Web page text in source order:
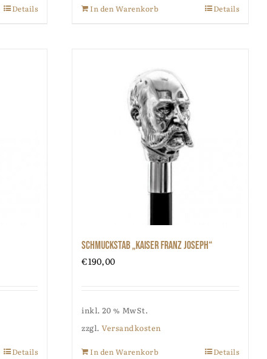
Details In den Warenkorb Details
Details
Schmuckstab „Kaiser Franz Joseph“
€190,00
inkl. 20 % MwSt.
zzgl. Versandkosten
In den Warenkorb Details